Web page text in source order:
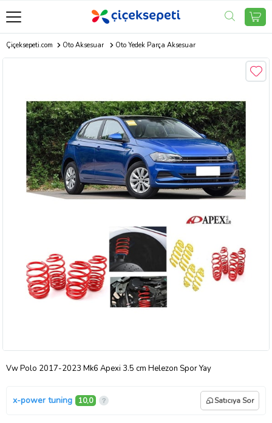
Çiçeksepeti.com Oto Aksesuar Oto Yedek Parça Aksesuar
Vw Polo 2017-2023 Mk6 Apexi 3.5 cm Helezon Spor Yay
x-power tuning 10,0 Satıcıya Sor